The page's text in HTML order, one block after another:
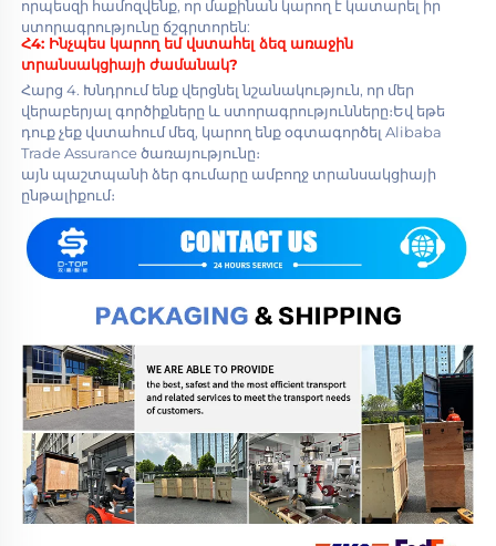
որպեսզի համոզվենք, որ մաքինան կարող է կատարել իր
ստորագրությունը ճշգրտորեն:
Հ4: Ինչպես կարող եմ վստահել ձեզ առաջին
տրանսակցիայի ժամանակ?
Հարց 4. Խնդրում ենք վերցնել նշանակություն, որ մեր
վերաբերյալ գործիքները և ստորագրությունները։Եվ եթե
դուք չեք վստահում մեզ, կարող ենք օգտագործել Alibaba
Trade Assurance ծառայությունը։
այն պաշտպանի ձեր գումարը ամբողջ տրանսակցիայի
ընթալիքում։